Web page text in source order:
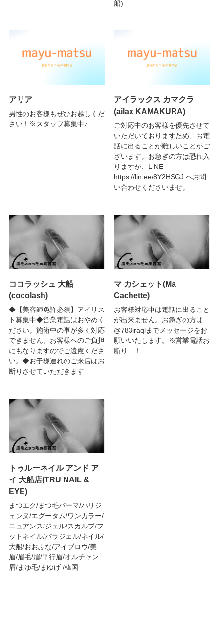
船)
アリア
男性のお客様もぜひお越しくだ
さい！※スタッフ募集中♪
アイラックス カマクラ
(ailax KAMAKURA)
ご対応中のお客様を優先させて
いただいておりますため、お電
話に出ることが難しいことがご
ざいます。お急ぎの方は恐れ入
りますが、LINE
https://lin.ee/8Y2HSGJ へお問
い合わせくださいませ。
ココラッシュ 大船
(cocolash)
◆【美容師免許必須】アイリス
ト募集中◆営業電話はおやめく
ださい。施術中の事が多く対応
できません。お客様へのご負担
にもなりますのでご遠慮くださ
い。◆お子様連れのご来店はお
断りさせていただきます
マ カシェット(Ma
Cachette)
お客様対応中は電話に出ること
が出来ません。お急ぎの方は
@783iraqlまでメッセージをお
願いいたします。※営業電話お
断り！！
トゥルーネイル アンド ア
イ 大船店(TRU NAIL &
EYE)
まつエク/まつ毛パーマ/パリジ
ェンヌ/エグータム/ワンカラー/
ニュアンス/ジェル/スカルプ/フ
ットネイル/パラジェル/ネイル/
大船/おおふな/アイブロウ/美
眉/眉毛/眉/平行眉/オルチャン
眉/まゆ毛/まゆげ /韓国